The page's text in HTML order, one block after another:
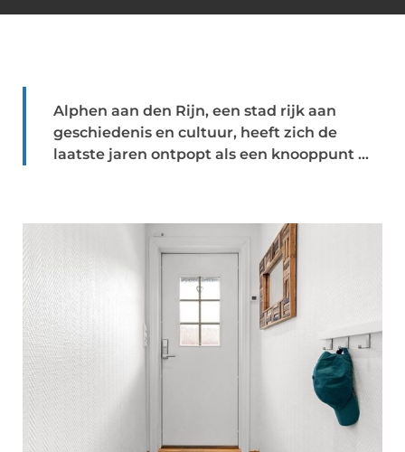
Alphen aan den Rijn, een stad rijk aan
geschiedenis en cultuur, heeft zich de
laatste jaren ontpopt als een knooppunt ...